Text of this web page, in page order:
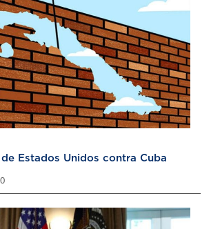
Estados Unidos contra Cuba
0